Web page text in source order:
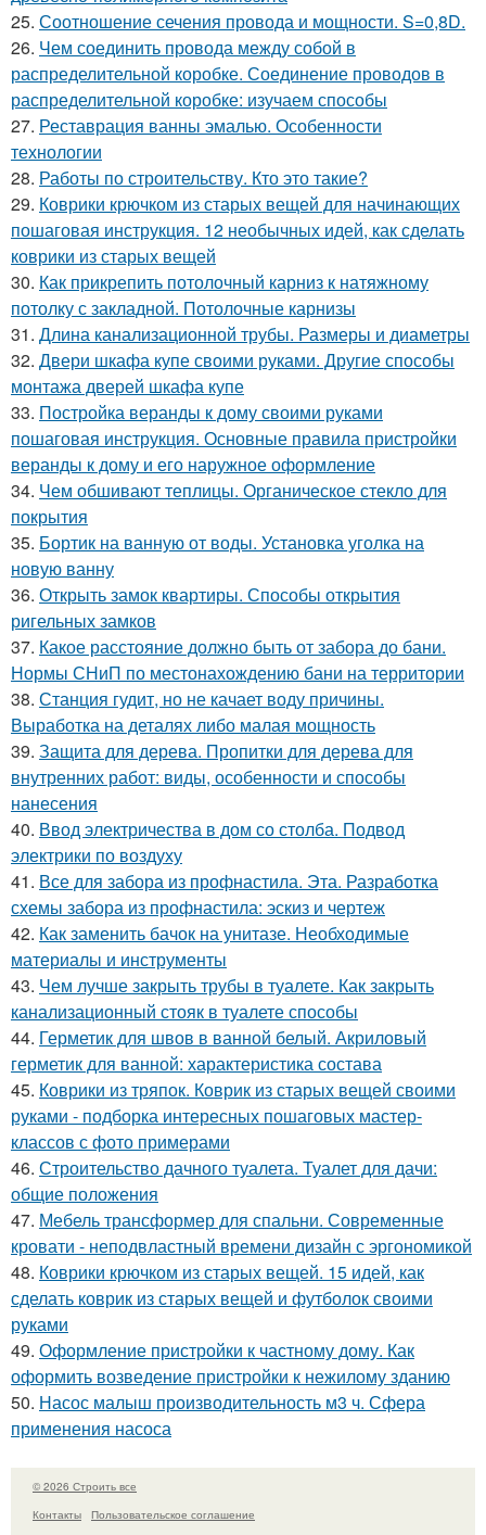
25. Соотношение сечения провода и мощности. S=0,8D.
26. Чем соединить провода между собой в
распределительной коробке. Соединение проводов в
распределительной коробке: изучаем способы
27. Реставрация ванны эмалью. Особенности
технологии
28. Работы по строительству. Кто это такие?
29. Коврики крючком из старых вещей для начинающих
пошаговая инструкция. 12 необычных идей, как сделать
коврики из старых вещей
30. Как прикрепить потолочный карниз к натяжному
потолку с закладной. Потолочные карнизы
31. Длина канализационной трубы. Размеры и диаметры
32. Двери шкафа купе своими руками. Другие способы
монтажа дверей шкафа купе
33. Постройка веранды к дому своими руками
пошаговая инструкция. Основные правила пристройки
веранды к дому и его наружное оформление
34. Чем обшивают теплицы. Органическое стекло для
покрытия
35. Бортик на ванную от воды. Установка уголка на
новую ванну
36. Открыть замок квартиры. Способы открытия
ригельных замков
37. Какое расстояние должно быть от забора до бани.
Нормы СНиП по местонахождению бани на территории
38. Станция гудит, но не качает воду причины.
Выработка на деталях либо малая мощность
39. Защита для дерева. Пропитки для дерева для
внутренних работ: виды, особенности и способы
нанесения
40. Ввод электричества в дом со столба. Подвод
электрики по воздуху
41. Все для забора из профнастила. Эта. Разработка
схемы забора из профнастила: эскиз и чертеж
42. Как заменить бачок на унитазе. Необходимые
материалы и инструменты
43. Чем лучше закрыть трубы в туалете. Как закрыть
канализационный стояк в туалете способы
44. Герметик для швов в ванной белый. Акриловый
герметик для ванной: характеристика состава
45. Коврики из тряпок. Коврик из старых вещей своими
руками - подборка интересных пошаговых мастер-
классов с фото примерами
46. Строительство дачного туалета. Туалет для дачи:
общие положения
47. Мебель трансформер для спальни. Современные
кровати - неподвластный времени дизайн с эргономикой
48. Коврики крючком из старых вещей. 15 идей, как
сделать коврик из старых вещей и футболок своими
руками
49. Оформление пристройки к частному дому. Как
оформить возведение пристройки к нежилому зданию
50. Насос малыш производительность м3 ч. Сфера
применения насоса
© 2026 Строить все
Контакты
Пользовательское соглашение